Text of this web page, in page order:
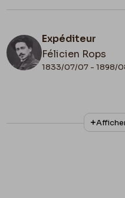
Expéditeur
Félicien Rops
1833/07/07 - 1898/
N° d'inventaire
Amis/RAM/143
Belgique,